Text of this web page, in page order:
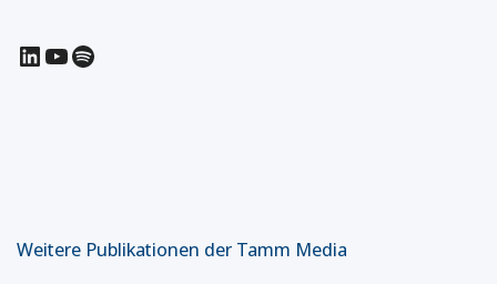
LinkedIn
YouTube
Spotify
Weitere Publikationen der Tamm Media